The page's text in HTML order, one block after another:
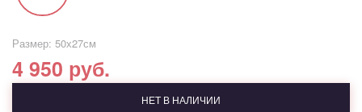
Размер: 50х27см
4 950 руб.
НЕТ В НАЛИЧИИ